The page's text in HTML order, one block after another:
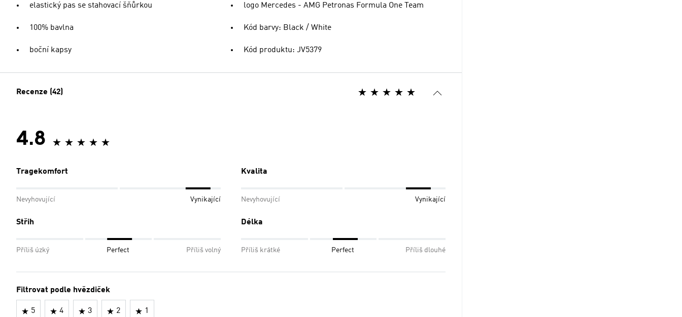
elastický pas se stahovací šňůrkou
100% bavlna
boční kapsy
logo Mercedes - AMG Petronas Formula One Team
Kód barvy: Black / White
Kód produktu: JV5379
Recenze (42)
4.8
Tragekomfort
Nevyhovující Vynikající
Kvalita
Nevyhovující Vynikající
Střih
Příliš úzký Perfect Příliš volný
Délka
Příliš krátké Perfect Příliš dlouhé
Filtrovat podle hvězdiček
5 4 3 2 1